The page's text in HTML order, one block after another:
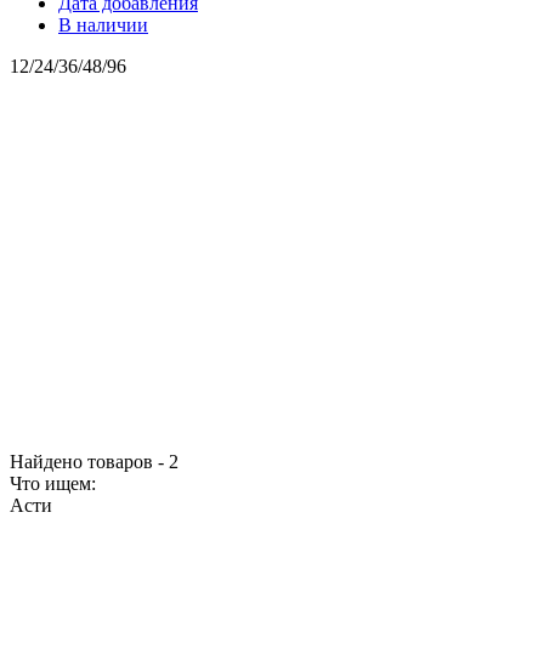
В наличии
12/24/36/48/96
Найдено товаров - 2
Что ищем:
Асти